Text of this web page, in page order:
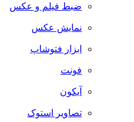
ضبط فيلم و عكس
نمایش عکس
ابزار فتوشاپ
فونت
آیکون
تصاویر استوک